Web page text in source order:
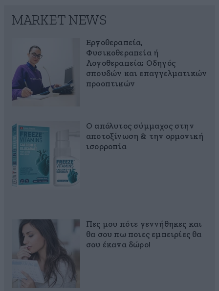
MARKET NEWS
Εργοθεραπεία,
Φυσικοθεραπεία ή
Λογοθεραπεία; Οδηγός
σπουδών και επαγγελματικών
προοπτικών
Ο απόλυτος σύμμαχος στην
αποτοξίνωση & την ορμονική
ισορροπία
Πες μου πότε γεννήθηκες και
θα σου πω ποιες εμπειρίες θα
σου έκανα δώρο!